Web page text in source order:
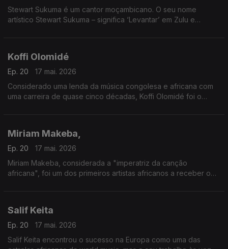
Stewart Sukuma é um cantor moçambicano. O seu nome
artístico Stewart Sukuma – significa ‘Levantar’ em Zulu e
Koffi Olomidé
Ep. 20
17 mai. 2026
Considerado uma lenda da música congolesa e africana com
uma carreira de quase cinco décadas, Koffi Olomidé foi o
Miriam Makeba,
Ep. 20
17 mai. 2026
Miriam Makeba, considerada a "imperatriz da canção
africana", foi um dos primeiros artistas africanos a receber o
Salif Keita
Ep. 20
17 mai. 2026
Salif Keita encontrou o sucesso na Europa como uma das